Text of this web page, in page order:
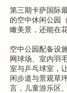
第三期卡萨国际
的空中休闲公园
瞰美景，还能在
空中公园配备设
网球场、室内羽
室与乒乓球室，
闲步道与景观草
言，儿童游乐区